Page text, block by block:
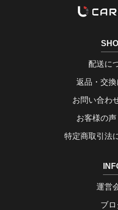
配送に
返品・交換
お問い合わ
お客様の声
特定商取引法
運営
ブ